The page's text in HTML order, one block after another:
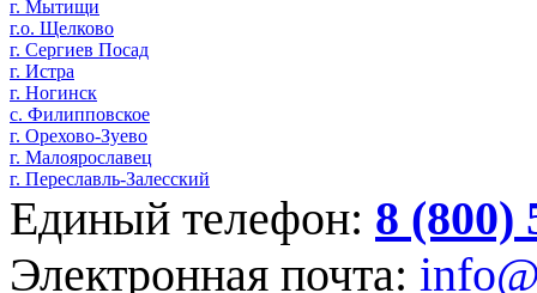
г. Мытищи
г.о. Щелково
г. Сергиев Посад
г. Истра
г. Ногинск
с. Филипповское
г. Орехово-Зуево
г. Малоярославец
г. Переславль-Залесский
Единый телефон: 8 (800)
Электронная почта: